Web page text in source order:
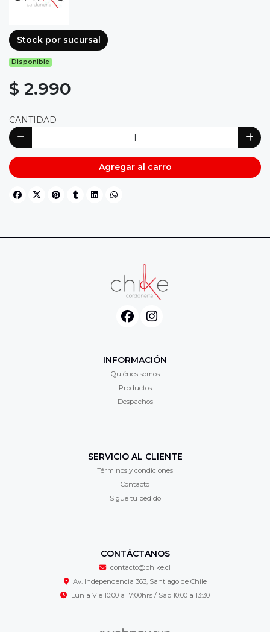
Stock por sucursal
Disponible
$ 2.990
CANTIDAD
Agregar al carro
INFORMACIÓN
Quiénes somos
Productos
Despachos
SERVICIO AL CLIENTE
Términos y condiciones
Contacto
Sigue tu pedido
CONTÁCTANOS
contacto@chike.cl
Av. Independencia 363, Santiago de Chile
Lun a Vie 10:00 a 17:00hrs / Sáb 10:00 a 13:30